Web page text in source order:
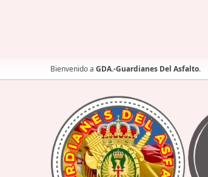
Bienvenido a GDA.-Guardianes Del Asfalto.